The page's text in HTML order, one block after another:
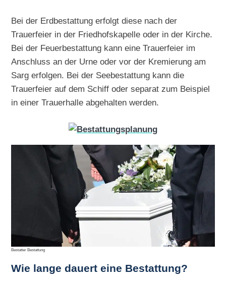
Bei der Erdbestattung erfolgt diese nach der
Trauerfeier in der Friedhofskapelle oder in der Kirche.
Bei der Feuerbestattung kann eine Trauerfeier im
Anschluss an der Urne oder vor der Kremierung am
Sarg erfolgen. Bei der Seebestattung kann die
Trauerfeier auf dem Schiff oder separat zum Beispiel
in einer Trauerhalle abgehalten werden.
Bestatter Bestattung
Wie lange dauert eine Bestattung?